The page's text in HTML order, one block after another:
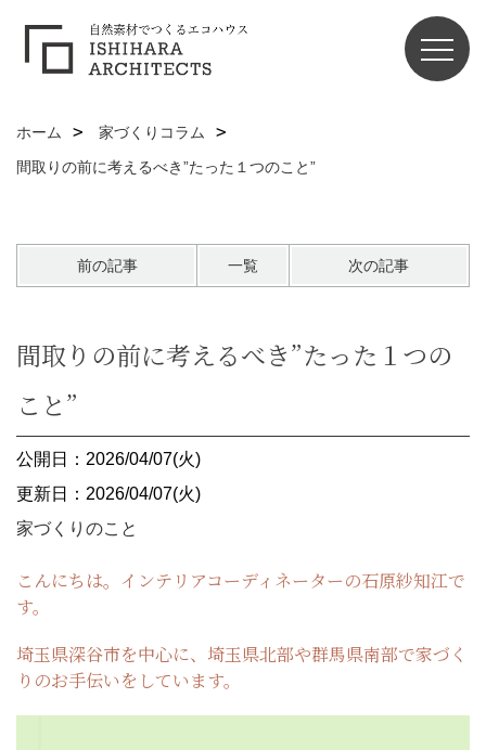
ホーム
家づくりコラム
間取りの前に考えるべき”たった１つのこと”
前の記事 一覧 次の記事
間取りの前に考えるべき”たった１つの
こと”
公開日：2026/04/07(火)
更新日：2026/04/07(火)
家づくりのこと
こんにちは。インテリアコーディネーターの石原紗知江で
す。
埼玉県深谷市を中心に、埼玉県北部や群馬県南部で家づく
りのお手伝いをしています。